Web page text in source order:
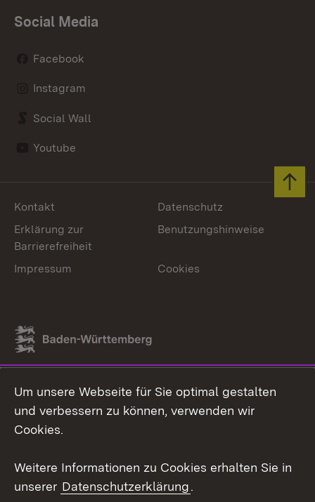
Social Media
Facebook
Instagram
Social Wall
Youtube
Link zum Landesportal
Kontakt
Datenschutz
Erklärung zur
Barrierefreiheit
Benutzungshinweise
Impressum Cookies
Um unsere Webseite für Sie optimal gestalten
und verbessern zu können, verwenden wir
Cookies.
Weitere Informationen zu Cookies erhalten Sie in
unserer Datenschutzerklärung.